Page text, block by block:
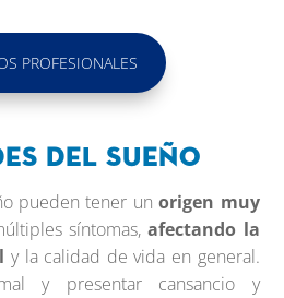
PROFESIONALES
del sueño
pueden tener unorigen muy
síntomas,afectando la
y la calidad de vida en general.
y presentar cansancio y